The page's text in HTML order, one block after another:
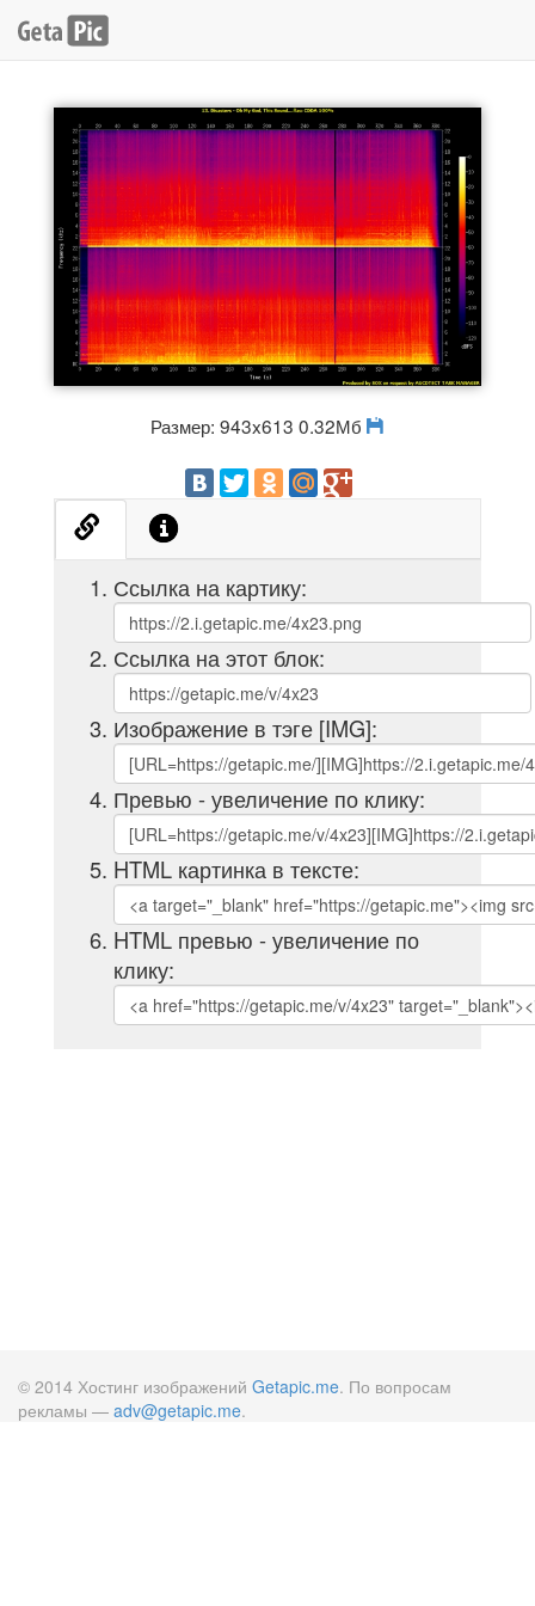
Размер: 943x613 0.32Мб
Ссылка на картику:
Ссылка на этот блок:
Изображение в тэге [IMG]:
Превью - увеличение по клику:
HTML картинка в тексте:
HTML превью - увеличение по
клику:
© 2014 Хостинг изображений Getapic.me. По вопросам
рекламы — adv@getapic.me.